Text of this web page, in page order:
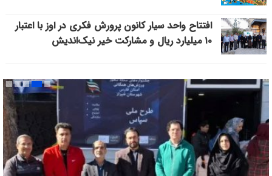
افتتاح واحد سیار کانون پرورش فکری در اوز با اعتبار
۱۰ میلیارد ریال و مشارکت خیر نیک‌اندیش